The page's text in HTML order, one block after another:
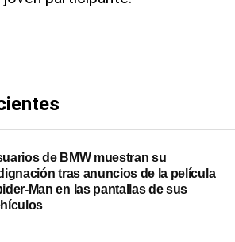
de BMW muestran su
tras anuncios de la película
Man en las pantallas de sus